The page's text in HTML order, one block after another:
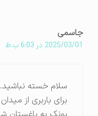
جاسمی
2025/03/01 در 6:03 ب.ظ
سلام خسته نباشید. اقا
برای باربری از میدان